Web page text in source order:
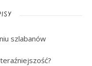
szlabanów